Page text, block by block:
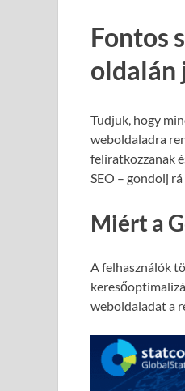
Fontos
oldalán
Tudjuk, hogy
weboldaladra
feliratkozzanak
SEO – gondolj
Miért a
A felhasználók
weboldaladat a